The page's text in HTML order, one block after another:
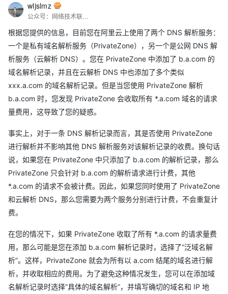
wljslmz
根据您提供的信息，目前您在阿里云上使用了两个 DNS 解析服务：
一个是私有域名解析服务（PrivateZone），另一个是公网 DNS 解
析服务（云解析 DNS）。您在 PrivateZone 中添加了 b.a.com 的
域名解析记录，并且在云解析 DNS 中也添加了多个类似
xxx.a.com 的域名解析记录。但是当您使用 PrivateZone 解析
b.a.com 时，您发现 PrivateZone 会收取所有 *.a.com 域名的请求
量费用，这导致了您的疑惑。
事实上，对于一条 DNS 解析记录而言，其是否使用 PrivateZone
进行解析并不影响其他 DNS 解析服务对该解析记录的收费。换句话
说，如果您在 PrivateZone 中只添加了 b.a.com 的解析记录，那么
PrivateZone 只会针对 b.a.com 的解析请求进行计费，其他
*.a.com 的请求不会被计费。因此，如果您同时使用了 PrivateZone
和云解析 DNS，那么您需要为两个服务分别进行计费，不会重复计
费。
在您的情况下，如果 PrivateZone 收取了所有 *.a.com 的请求量费
用，那么可能是您在添加 b.a.com 解析记录时，选择了“泛域名解
析”。这样，PrivateZone 就会为所有以 a.com 结尾的域名进行解
析，并收取相应的费用。为了避免这种情况发生，您可以在添加域
名解析记录时选择“具体的域名解析”，并填写确切的域名和 IP 地